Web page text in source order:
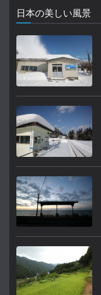
日本の美しい風景